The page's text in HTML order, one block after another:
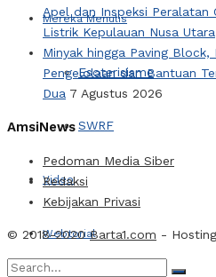
Mereka Menulis
Esoterisisme
SWRF
Video
Webtorial
Apel dan Inspeksi Peralatan
Listrik Kepulauan Nusa Utara
Minyak hingga Paving
Pengelolaan dan Bantuan
Dua 7 Agustus 2026
AmsiNews
Pedoman Media Siber
Redaksi
Kebijakan Privasi
© 2018-2020Barta1.com -